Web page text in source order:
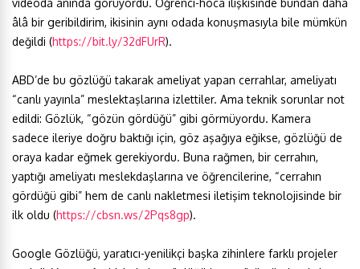
âlâ bir geribildirim, ikisinin aynı odada konuşmasıyla bile mümkün
değildi (https://bit.ly/32dFUrR).
ABD’de bu gözlüğü takarak ameliyat yapan cerrahlar, ameliyatı
“canlı yayınla” meslektaşlarına izlettiler. Ama teknik sorunlar not
edildi: Gözlük, “gözün gördüğü” gibi görmüyordu. Kamera
sadece ileriye doğru baktığı için, göz aşağıya eğikse, gözlüğü de
oraya kadar eğmek gerekiyordu. Buna rağmen, bir cerrahın,
yaptığı ameliyatı meslekdaşlarına ve öğrencilerine, “cerrahın
gördüğü gibi” hem de canlı nakletmesi iletişim teknolojisinde bir
ilk oldu (https://cbsn.ws/2Pqs8gp).
Google Gözlüğü, yaratıcı-yenilikçi başka zihinlere farklı projeler